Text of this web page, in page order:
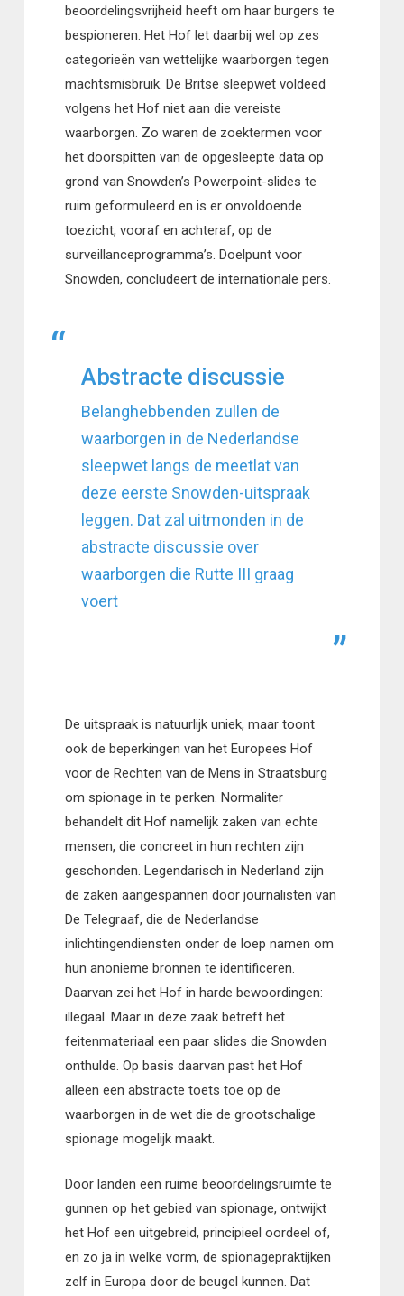
beoordelingsvrijheid heeft om haar burgers te
bespioneren. Het Hof let daarbij wel op zes
categorieën van wettelijke waarborgen tegen
machtsmisbruik. De Britse sleepwet voldeed
volgens het Hof niet aan die vereiste
waarborgen. Zo waren de zoektermen voor
het doorspitten van de opgesleepte data op
grond van Snowden’s Powerpoint-slides te
ruim geformuleerd en is er onvoldoende
toezicht, vooraf en achteraf, op de
surveillanceprogramma’s. Doelpunt voor
Snowden, concludeert de internationale pers.
Abstracte discussie
Belanghebbenden zullen de
waarborgen in de Nederlandse
sleepwet langs de meetlat van
deze eerste Snowden-uitspraak
leggen. Dat zal uitmonden in de
abstracte discussie over
waarborgen die Rutte III graag
voert
De uitspraak is natuurlijk uniek, maar toont
ook de beperkingen van het Europees Hof
voor de Rechten van de Mens in Straatsburg
om spionage in te perken. Normaliter
behandelt dit Hof namelijk zaken van echte
mensen, die concreet in hun rechten zijn
geschonden. Legendarisch in Nederland zijn
de zaken aangespannen door journalisten van
De Telegraaf, die de Nederlandse
inlichtingendiensten onder de loep namen om
hun anonieme bronnen te identificeren.
Daarvan zei het Hof in harde bewoordingen:
illegaal. Maar in deze zaak betreft het
feitenmateriaal een paar slides die Snowden
onthulde. Op basis daarvan past het Hof
alleen een abstracte toets toe op de
waarborgen in de wet die de grootschalige
spionage mogelijk maakt.
Door landen een ruime beoordelingsruimte te
gunnen op het gebied van spionage, ontwijkt
het Hof een uitgebreid, principieel oordeel of,
en zo ja in welke vorm, de spionagepraktijken
zelf in Europa door de beugel kunnen. Dat